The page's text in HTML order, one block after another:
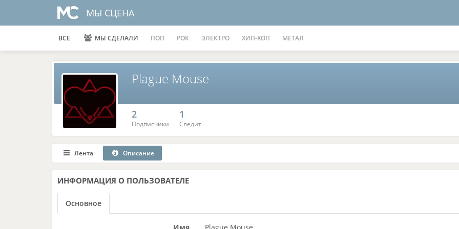
МЫ СЦЕНА
ВСЕ МЫ СДЕЛАЛИ ПОП РОК ЭЛЕКТРО ХИП-ХОП МЕТАЛ
Plague Mouse
2
Подписчики
1
Следит
Лента Описание
ИНФОРМАЦИЯ О ПОЛЬЗОВАТЕЛЕ
Основное